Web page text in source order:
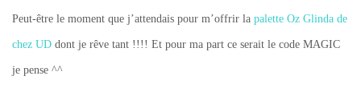
Peut-être le moment que j’attendais pour m’offrir la palette Oz Glinda de
chez UD dont je rêve tant !!!! Et pour ma part ce serait le code MAGIC
je pense ^^